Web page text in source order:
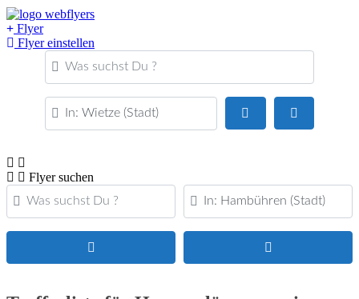
Flyer
Flyer einstellen
Was suchst Du ?
PLZ oder Ort
Flyer suchen
Was suchst Du ?
PLZ oder Ort